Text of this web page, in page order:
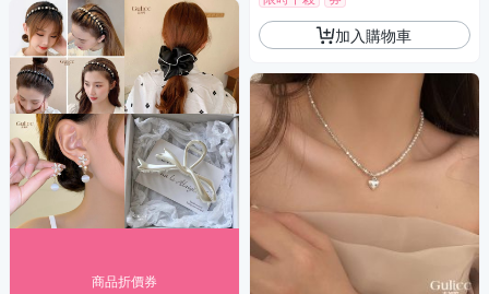
商品折價券
加入購物車